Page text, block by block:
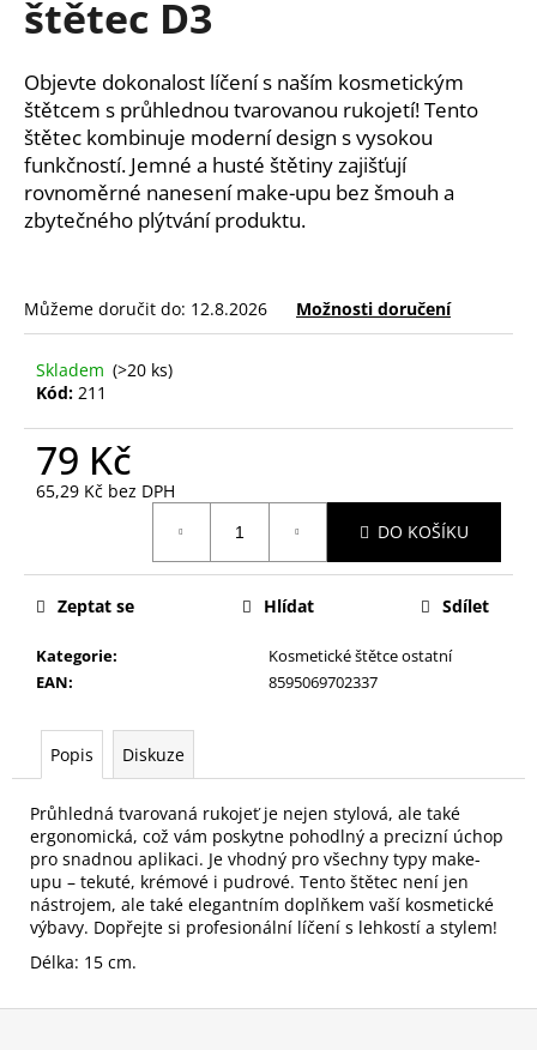
štětec D3
Objevte dokonalost líčení s naším kosmetickým
štětcem s průhlednou tvarovanou rukojetí! Tento
štětec kombinuje moderní design s vysokou
funkčností. Jemné a husté štětiny zajišťují
rovnoměrné nanesení make-upu bez šmouh a
zbytečného plýtvání produktu.
Můžeme doručit do: 12.8.2026 Možnosti doručení
Skladem (>20 ks)
Kód: 211
79 Kč
65,29 Kč bez DPH
DO KOŠÍKU
Kategorie:
Kosmetické štětce ostatní
EAN: 8595069702337
Zeptat se Hlídat Sdílet
Popis Diskuze
Průhledná tvarovaná rukojeť je nejen stylová, ale také
ergonomická, což vám poskytne pohodlný a precizní úchop
pro snadnou aplikaci. Je vhodný pro všechny typy make-
upu – tekuté, krémové i pudrové. Tento štětec není jen
nástrojem, ale také elegantním doplňkem vaší kosmetické
výbavy. Dopřejte si profesionální líčení s lehkostí a stylem!
Délka: 15 cm.
a
í
t
?
D
o
p
u
e
m
e
NALEPOVACÍ
ŘASY
SAMOLEPÍCÍ
WISPY
V0035
89
Kč
Z